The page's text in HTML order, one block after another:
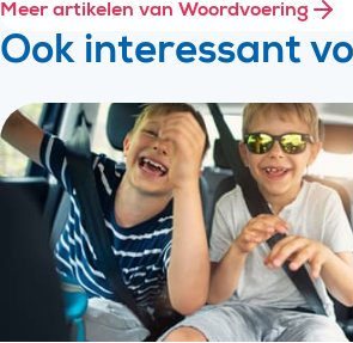
Meer artikelen van Woordvoering
Ook interessant